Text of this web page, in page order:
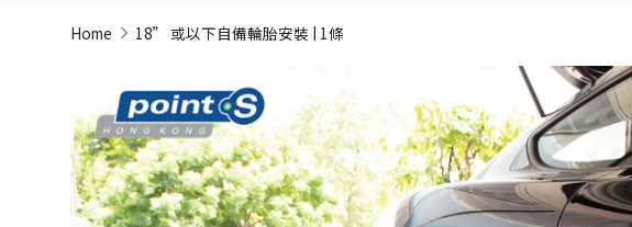
Home 18” 或以下自備輪胎安裝 | 1條